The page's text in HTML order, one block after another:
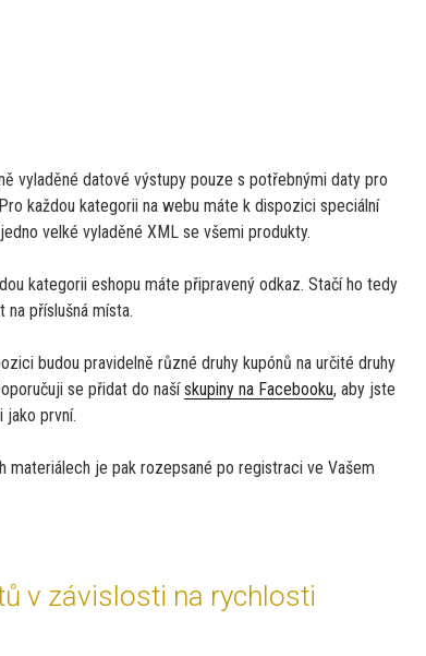
vyladěné datové výstupy pouze s potřebnými daty pro
každou kategorii na webu máte k dispozici speciální
velké vyladěné XML se všemi produkty.
kategorii eshopu máte připravený odkaz. Stačí ho tedy
příslušná místa.
budou pravidelně různé druhy kupónů na určité druhy
se přidat do našískupiny na Facebooku, aby jste
jako první.
materiálech je pak rozepsané po registraci ve Vašem
v závislosti na rychlosti